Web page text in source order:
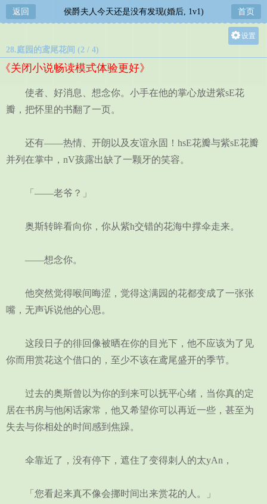
返回 侯爵夫人今天还是没有发现(婚后, 1v1) 首页
设置
中
28.庭园的鸢尾花间 (2 / 4)
《关闭小说畅读模式体验更好》
使者、好消息、想念你。小手在他的掌心放进紫sE花
瓣，把怀里的书翻了一页。
还有——热情、开朗以及友谊永固！hsE花瓣与紫sE花瓣
并列在掌中，nV孩露出缺了一颗牙的笑容。
「——老爷？」
奥斯转眸看向你，你从紫h交错的花海中撑伞走来。
——想念你。
他突然觉得喉间晦涩，觉得这满园的花都变成了一张张
嘴，无声诉说他的心思。
这段日子的徘回像被晒在你的目光下，他不应该为了见
你而用赏花这个借口的，至少不该在鸢尾盛开的季节。
过去的奥斯曾以为你的到来可以抚平心绪，当你真的定
居在书房与他闲话家常，他又希望你可以再近一些，甚至为
失去与你相处的时间感到焦躁。
伞靠近了，没有停下，遮住了变得刺人的太yAn，
「您看起来真不像会挪时间出来赏花的人。」